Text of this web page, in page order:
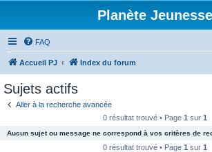
Planète Jeunesse
FAQ
Accueil PJ Index du forum
Sujets actifs
Aller à la recherche avancée
0 résultat trouvé • Page 1 sur 1
Aucun sujet ou message ne correspond à vos critères de
0 résultat trouvé • Page 1 sur 1